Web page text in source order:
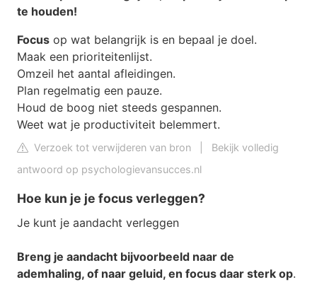
te houden!
Focus op wat belangrijk is en bepaal je doel.
Maak een prioriteitenlijst.
Omzeil het aantal afleidingen.
Plan regelmatig een pauze.
Houd de boog niet steeds gespannen.
Weet wat je productiviteit belemmert.
Verzoek tot verwijderen van bron
Bekijk volledig
antwoord op psychologievansucces.nl
Hoe kun je je focus verleggen?
Je kunt je aandacht verleggen
Breng je aandacht bijvoorbeeld naar de
ademhaling, of naar geluid, en focus daar sterk op.